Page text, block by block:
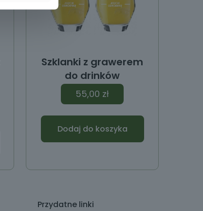
Szklanki z grawerem
do drinków
55,00 zł
Dodaj do koszyka
Przydatne linki